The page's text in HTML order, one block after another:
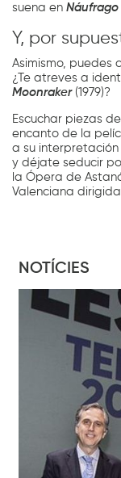
suena en Náufrago
Y, por
Asimismo, puedes
¿Te atreves a
Moonraker(1979)?
Escuchar piezas de
encanto de la
a su
y déjate seducir
la Ópera de
Valenciana
NOTÍCIES